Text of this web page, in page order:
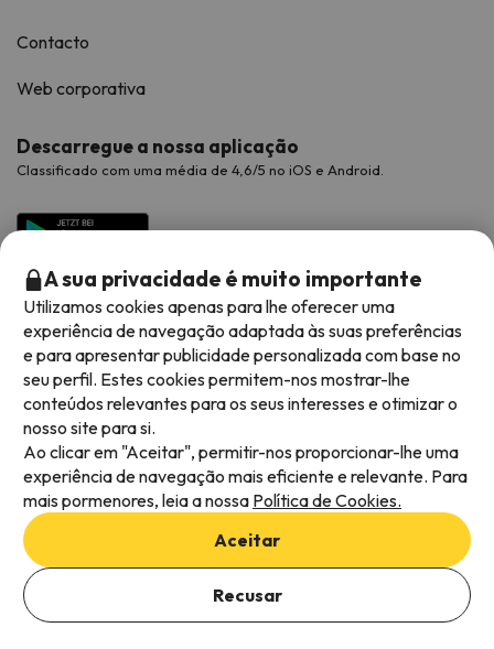
Contacto
Web corporativa
Descarregue a nossa aplicação
Classificado com uma média de 4,6/5 no iOS e Android.
Métodos de pagamento disponíveis
Termos e condições gerais
Privacidade dos dados
Política de cookies
A sua privacidade é muito importante
Utilizamos cookies apenas para lhe oferecer uma
experiência de navegação adaptada às suas preferências
e para apresentar publicidade personalizada com base no
seu perfil. Estes cookies permitem-nos mostrar-lhe
conteúdos relevantes para os seus interesses e otimizar o
nosso site para si.
Ao clicar em "Aceitar", permitir-nos proporcionar-lhe uma
experiência de navegação mais eficiente e relevante. Para
mais pormenores, leia a nossa Política de Cookies.
Aceitar
Recusar